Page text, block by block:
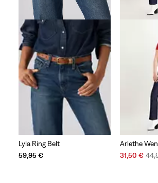
Lyla Ring Belt
59,95 €
Arlethe
Sale
31,50 €